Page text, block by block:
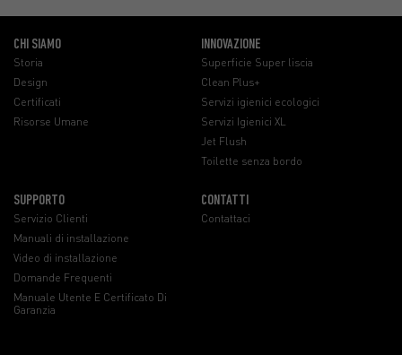
CHI SIAMO
Storia
Design
Certificati
Risorse Umane
INNOVAZIONE
Superficie Super liscia
Clean Plus+
Servizi igienici ecologici
Servizi Igienici XL
Jet Flush
Toilette senza bordo
SUPPORTO
Servizio Clienti
Manuali di installazione
Video di installazione
Domande Frequenti
Manuale Utente E Certificato Di
Garanzia
CONTATTI
Contattaci